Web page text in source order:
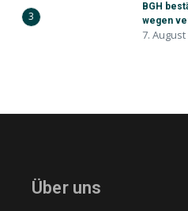
3
BGH
wegen
7. August
Über uns